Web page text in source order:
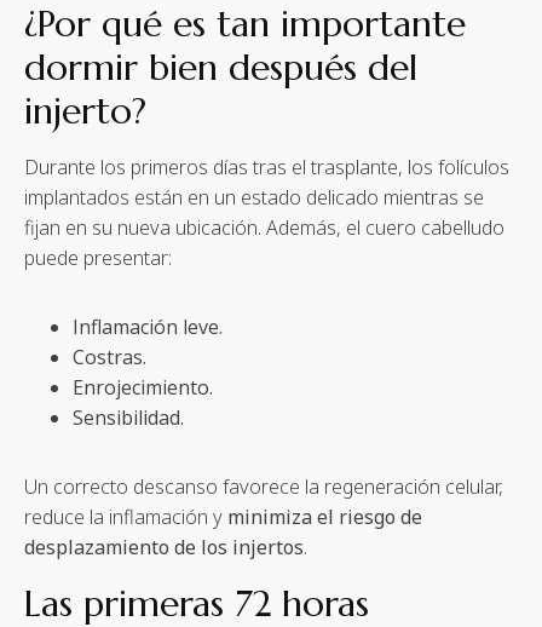
¿Por qué es tan importante
dormir bien después del
injerto?
Durante los primeros días tras el trasplante, los folículos
implantados están en un estado delicado mientras se
fijan en su nueva ubicación. Además, el cuero cabelludo
puede presentar:
Inflamación leve.
Costras.
Enrojecimiento.
Sensibilidad.
Un correcto descanso favorece la regeneración celular,
reduce la inflamación y minimiza el riesgo de
desplazamiento de los injertos.
Las primeras 72 horas